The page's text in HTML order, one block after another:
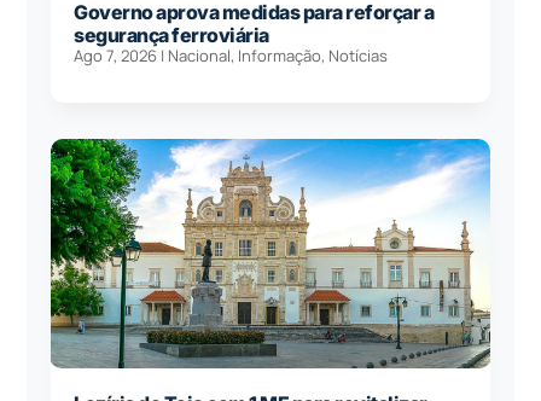
Governo aprova medidas para reforçar a
segurança ferroviária
Ago 7, 2026 | Nacional, Informação, Notícias